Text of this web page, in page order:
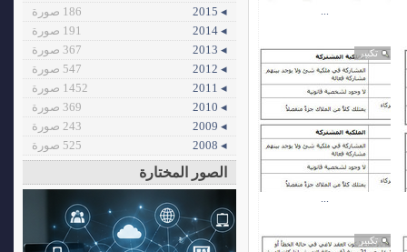
...
تكبير
...
تكبير
◂ 2015
186 صورة
◂ 2014
191 صورة
◂ 2013
367 صورة
◂ 2012
547 صورة
◂ 2011
1452 صورة
◂ 2010
369 صورة
◂ 2009
243 صورة
◂ 2008
525 صورة
الصور المختارة